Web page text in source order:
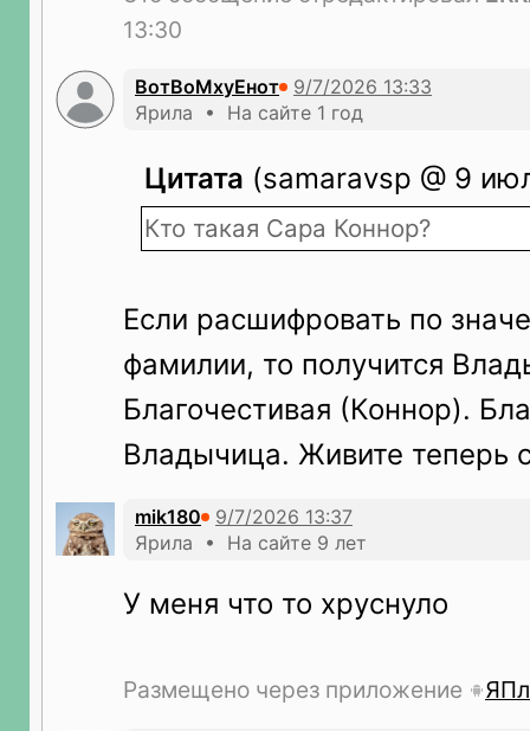
13:30
ВотВоМхуЕнот
Ярила • На сайте 1 год
Цитата (samaravsp @ 9
Кто такая Сара Коннор?
Если расшифровать по
фамилии, то получится
Благочестивая (Коннор).
Владычица. Живите теперь
mik180
Ярила • На сайте 9 лет
У меня что то хруснуло
Размещено через приложение